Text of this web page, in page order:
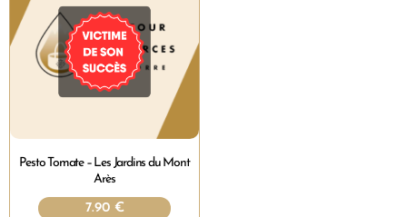
Pesto Tomate – Les Jardins du Mont
Arès
7.90 €